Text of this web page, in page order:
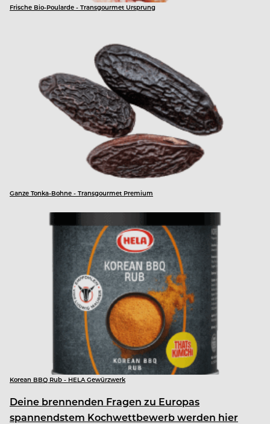
Frische Bio-Poularde - Transgourmet Ursprung
Ganze Tonka-Bohne - Transgourmet Premium
Korean BBQ Rub - HELA Gewürzwerk
Deine brennenden Fragen zu Europas
spannendstem Kochwettbewerb werden hier